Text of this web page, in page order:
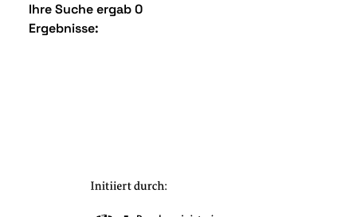
Ihre Suche ergab 0
Ergebnisse: